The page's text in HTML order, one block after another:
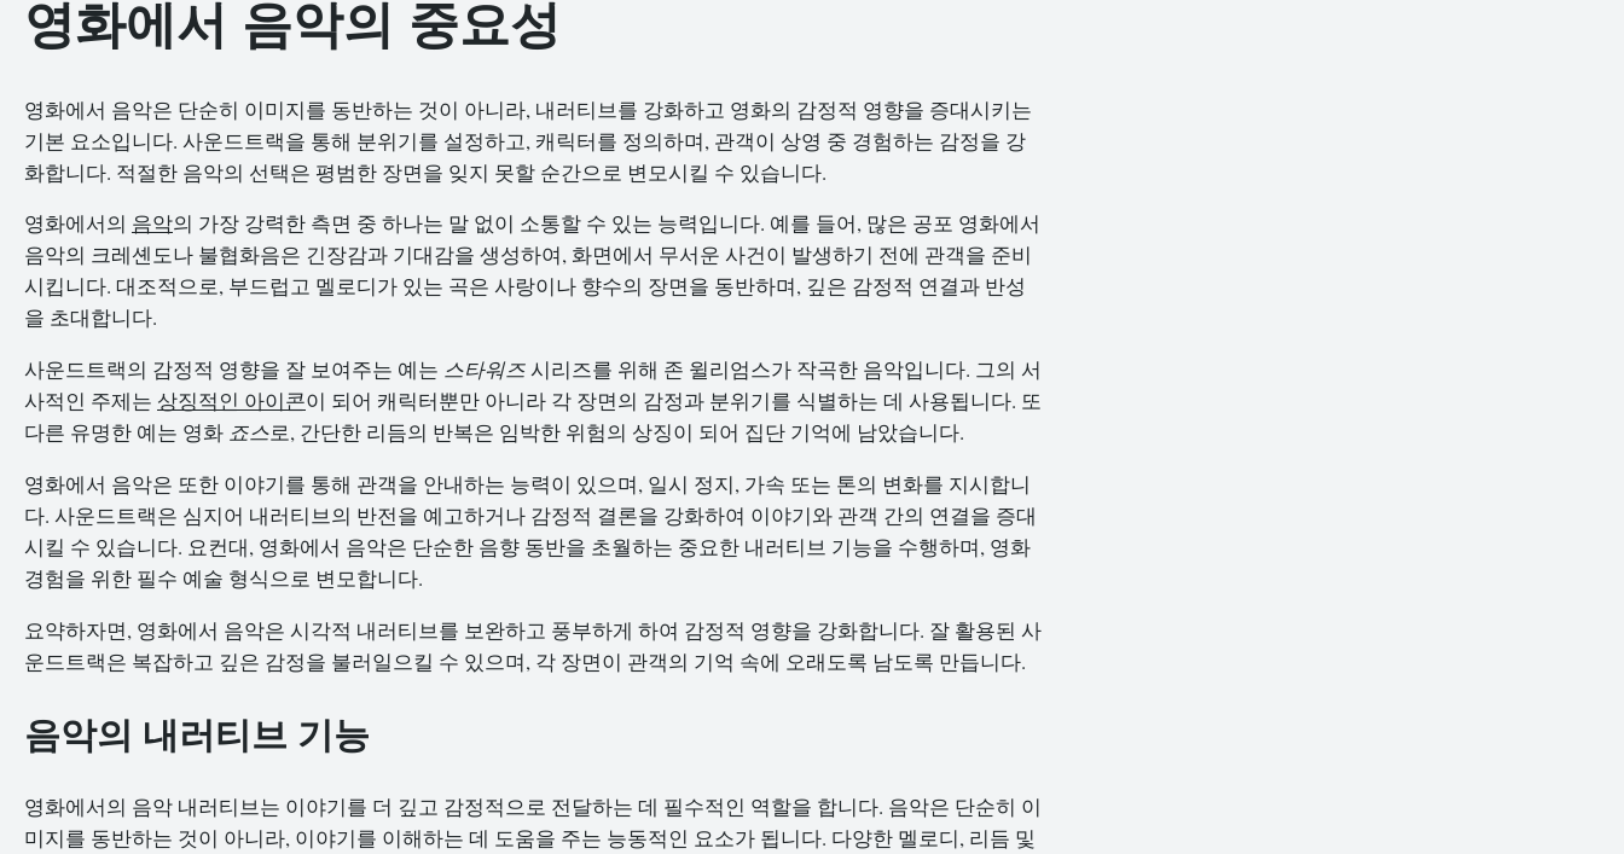
영화에서 음악의 중요성
영화에서 음악은 단순히 이미지를 동반하는 것이 아니라, 내러티브를 강화하고 영화의 감정적 영향을 증대시키는
기본 요소입니다. 사운드트랙을 통해 분위기를 설정하고, 캐릭터를 정의하며, 관객이 상영 중 경험하는 감정을 강
화합니다. 적절한 음악의 선택은 평범한 장면을 잊지 못할 순간으로 변모시킬 수 있습니다.
영화에서의 음악의 가장 강력한 측면 중 하나는 말 없이 소통할 수 있는 능력입니다. 예를 들어, 많은 공포 영화에서
음악의 크레셴도나 불협화음은 긴장감과 기대감을 생성하여, 화면에서 무서운 사건이 발생하기 전에 관객을 준비
시킵니다. 대조적으로, 부드럽고 멜로디가 있는 곡은 사랑이나 향수의 장면을 동반하며, 깊은 감정적 연결과 반성
을 초대합니다.
사운드트랙의 감정적 영향을 잘 보여주는 예는 스타워즈시리즈를 위해 존 윌리엄스가 작곡한 음악입니다. 그의 서
사적인 주제는 상징적인 아이콘이 되어 캐릭터뿐만 아니라 각 장면의 감정과 분위기를 식별하는 데 사용됩니다. 또
다른 유명한 예는 영화 죠스로, 간단한 리듬의 반복은 임박한 위험의 상징이 되어 집단 기억에 남았습니다.
영화에서 음악은 또한 이야기를 통해 관객을 안내하는 능력이 있으며, 일시 정지, 가속 또는 톤의 변화를 지시합니
다. 사운드트랙은 심지어 내러티브의 반전을 예고하거나 감정적 결론을 강화하여 이야기와 관객 간의 연결을 증대
시킬 수 있습니다. 요컨대, 영화에서 음악은 단순한 음향 동반을 초월하는 중요한 내러티브 기능을 수행하며, 영화
경험을 위한 필수 예술 형식으로 변모합니다.
요약하자면, 영화에서 음악은 시각적 내러티브를 보완하고 풍부하게 하여 감정적 영향을 강화합니다. 잘 활용된 사
운드트랙은 복잡하고 깊은 감정을 불러일으킬 수 있으며, 각 장면이 관객의 기억 속에 오래도록 남도록 만듭니다.
음악의 내러티브 기능
영화에서의 음악 내러티브는 이야기를 더 깊고 감정적으로 전달하는 데 필수적인 역할을 합니다. 음악은 단순히 이
미지를 동반하는 것이 아니라, 이야기를 이해하는 데 도움을 주는 능동적인 요소가 됩니다. 다양한 멜로디, 리듬 및